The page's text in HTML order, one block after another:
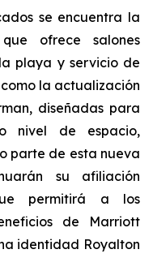
se encuentra la
ofrece salones
playa y servicio de
la actualización
diseñadas para
nivel de espacio,
parte de esta nueva
su afiliación
permitirá a los
de Marriott
identidad Royalton